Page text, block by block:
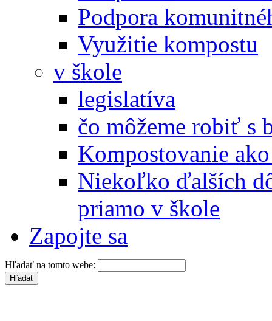
Podpora
Využitie kompostu
v škole
legislatíva
čo môžeme robiť s
Kompostovanie
Niekoľko ďalších
priamo v škole
Zapojte sa
Hľadať na tomto webe: